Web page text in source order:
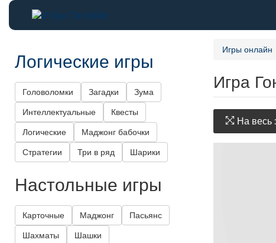
Игры онлайн
Игра
На весь
Логические игры
Головоломки Загадки Зума
Интеллектуальные Квесты
Логические Маджонг бабочки
Стратегии Три в ряд Шарики
Настольные игры
Карточные Маджонг Пасьянс
Шахматы Шашки